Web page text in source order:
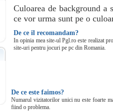
Culoarea de background
ce vor urma sunt pe o
De ce il recomandam?
In opinia mea site-ul Pgl.ro este realizat
site-uri pentru jocuri pe pc din Romania.
De ce este faimos?
Numarul vizitatorilor unici nu este foarte
fiind o problema.